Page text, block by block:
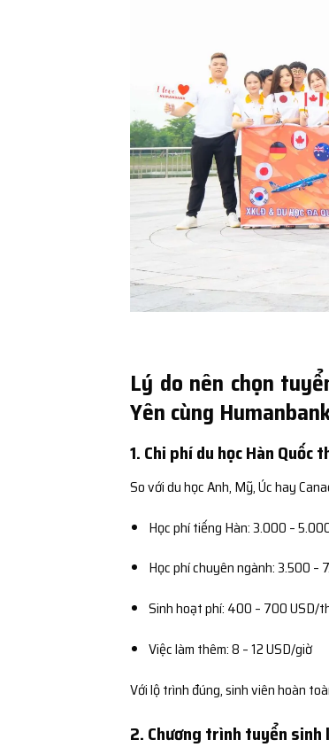
Lý do nên chọn
Yên cùng
1. Chi phí du học Hàn
So với du học Anh, Mỹ, Úc hay
Học phí tiếng Hàn: 3.000 –
Học phí chuyên ngành: 3.500 –
Sinh hoạt phí: 400 – 700 USD/
Việc làm thêm: 8 – 12 USD/giờ
Với lộ trình đúng, sinh viên hoàn
2. Chương trình tuyển